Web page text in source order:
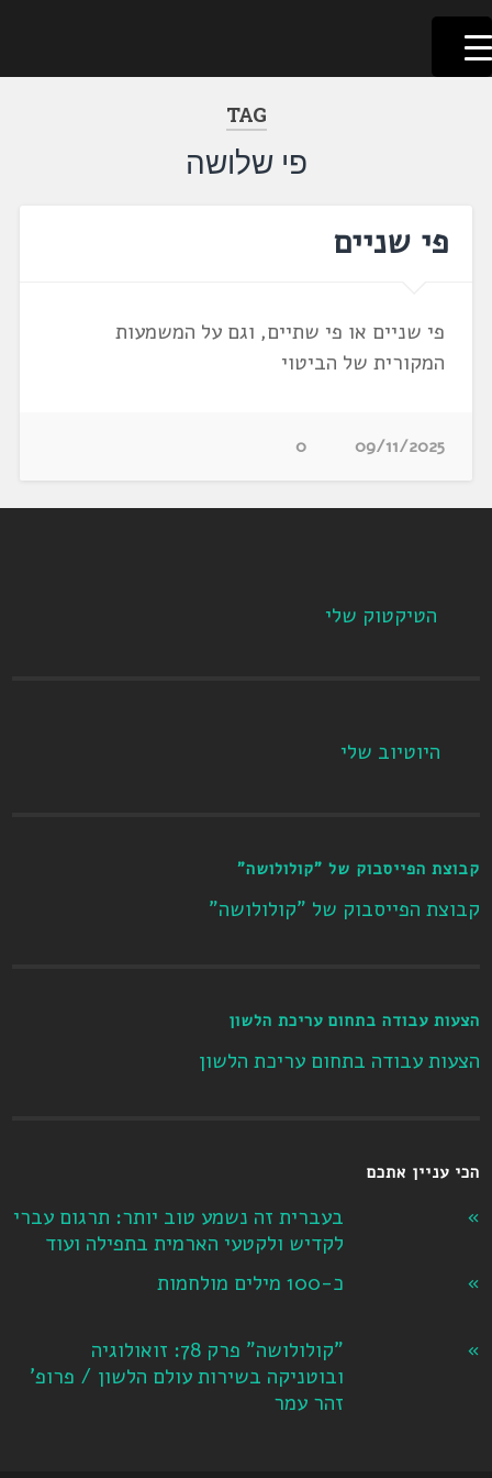
דלג
לתוכן
לשוניאדה
עברית. לשון. שפה
TAG
פי שלושה
פי שניים
פי שניים או פי שתיים, וגם על המשמעות
המקורית של הביטוי
09/11/2025
0
הטיקטוק שלי
היוטיוב שלי
קבוצת הפייסבוק של "קולולושה"
קבוצת הפייסבוק של "קולולושה"
הצעות עבודה בתחום עריכת הלשון
הצעות עבודה בתחום עריכת הלשון
הכי עניין אתכם
בעברית זה נשמע טוב יותר: תרגום עברי
לקדיש ולקטעי הארמית בתפילה ועוד
כ-100 מילים מולחמות
"קולולושה" פרק 78: זואולוגיה
ובוטניקה בשירות עולם הלשון / פרופ'
זהר עמר